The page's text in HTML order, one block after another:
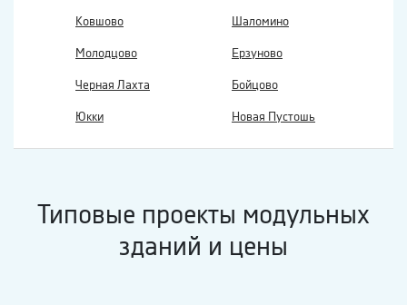
Ковшово Шаломино
Молодцово Ерзуново
Черная Лахта Бойцово
Юкки Новая Пустошь
Типовые проекты модульных
зданий и цены